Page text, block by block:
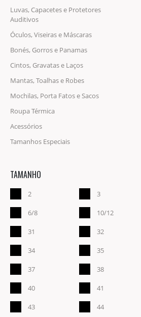
Luvas, Capacetes e Protetores
Auditivos
Óculos, Viseiras e Máscaras
Bonés, Gorros e Panamas
Cintos, Gravatas e Laços
Mantas, Toalhas e Robes
Mochilas, Porta Fatos e Sacos
Roupa Térmica
Acessórios
Tamanhos Especiais
TAMANHO
2 3
6/8 10/12
31 32
34 35
37 38
40 41
43 44